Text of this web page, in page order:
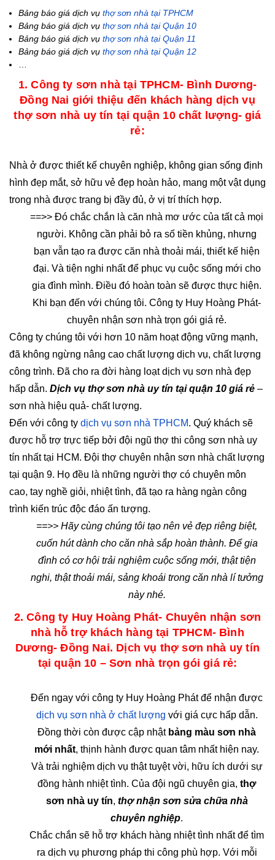
Bảng báo giá dịch vụ thợ sơn nhà tại TPHCM
Bảng báo giá dịch vụ thợ sơn nhà tại Quận 10
Bảng báo giá dịch vụ thợ sơn nhà tại Quận 11
Bảng báo giá dịch vụ thợ sơn nhà tại Quận 12
1. Công ty sơn nhà tại TPHCM- Bình Dương-
Đồng Nai giới thiệu đến khách hàng dịch vụ
thợ sơn nhà uy tín tại quận 10 chất lượng- giá
rẻ:
Nhà ở được thiết kế chuyên nghiệp, không gian sống định
hình đẹp mắt, sở hữu vẻ đẹp hoàn hảo, mang một vật dụng
trong nhà được trang bị đầy đủ, ở vị trí thích hợp.
==>> Đó chắc chắn là căn nhà mơ ước của tất cả mọi
người. Không cần phải bỏ ra số tiền khủng, nhưng
bạn vẫn tạo ra được căn nhà thoải mái, thiết kế hiện
đại. Và tiện nghi nhất để phục vụ cuộc sống mới cho
gia đình mình. Điều đó hoàn toàn sẽ được thực hiện.
Khi bạn đến với chúng tôi. Công ty Huy Hoàng Phát-
chuyên nhận sơn nhà trọn gói giá rẻ.
Công ty chúng tôi với hơn 10 năm hoạt động vững mạnh,
đã không ngừng nâng cao chất lượng dịch vụ, chất lượng
công trình. Đã cho ra đời hàng loạt dịch vụ sơn nhà đẹp
hấp dẫn. Dịch vụ thợ sơn nhà uy tín tại quận 10 giá rẻ –
sơn nhà hiệu quả- chất lượng.
Đến với công ty dịch vụ sơn nhà TPHCM. Quý khách sẽ
được hỗ trợ trực tiếp bởi đội ngũ thợ thi công sơn nhà uy
tín nhất tại HCM. Đội thợ chuyên nhận sơn nhà chất lượng
tại quận 9. Họ đều là những người thợ có chuyên môn
cao, tay nghề giỏi, nhiệt tình, đã tạo ra hàng ngàn công
trình kiến trúc độc đáo ấn tượng.
==>> Hãy cùng chúng tôi tạo nên vẻ đẹp riêng biệt,
cuốn hút dành cho căn nhà sắp hoàn thành. Để gia
đình có cơ hội trải nghiệm cuộc sống mới, thật tiện
nghi, thật thoải mái, sảng khoái trong căn nhà lí tưởng
này nhé.
2. Công ty Huy Hoàng Phát- Chuyên nhận sơn
nhà hỗ trợ khách hàng tại TPHCM- Bình
Dương- Đồng Nai. Dịch vụ thợ sơn nhà uy tín
tại quận 10 – Sơn nhà trọn gói giá rẻ:
Đến ngay với công ty Huy Hoàng Phát để nhận được
dịch vụ sơn nhà ở chất lượng với giá cực hấp dẫn.
Đồng thời còn được cập nhật bảng màu sơn nhà
mới nhất, thịnh hành được quan tâm nhất hiện nay.
Và trải nghiệm dịch vụ thật tuyệt vời, hữu ích dưới sự
đồng hành nhiệt tình. Của đội ngũ chuyên gia, thợ
sơn nhà uy tín, thợ nhận sơn sửa chữa nhà
chuyên nghiệp.
Chắc chắn sẽ hỗ trợ khách hàng nhiệt tình nhất để tìm
ra dịch vụ phương pháp thi công phù hợp. Với mỗi